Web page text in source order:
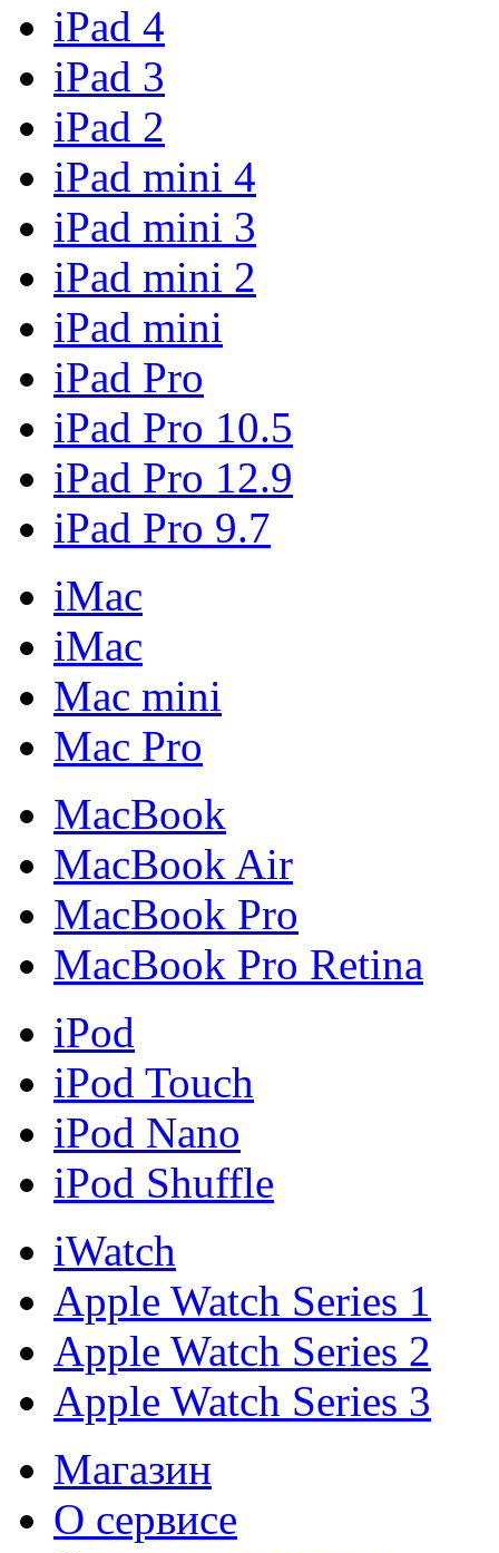
iPad 4
iPad 3
iPad 2
iPad mini 4
iPad mini 3
iPad mini 2
iPad mini
iPad Pro
iPad Pro 10.5
iPad Pro 12.9
iPad Pro 9.7
iMac
iMac
Mac mini
Mac Pro
MacBook
MacBook Air
MacBook Pro
MacBook Pro Retina
iPod
iPod Touch
iPod Nano
iPod Shuffle
iWatch
Apple Watch Series 1
Apple Watch Series 2
Apple Watch Series 3
Магазин
О cервисе